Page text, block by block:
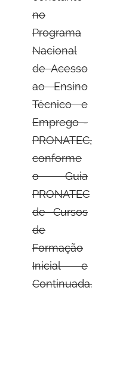
no
Programa
Nacional
de Acesso
ao Ensino
Técnico e
Emprego -
PRONATEC,
conforme
o Guia
PRONATEC
de Cursos
de
Formação
Inicial e
Continuada.